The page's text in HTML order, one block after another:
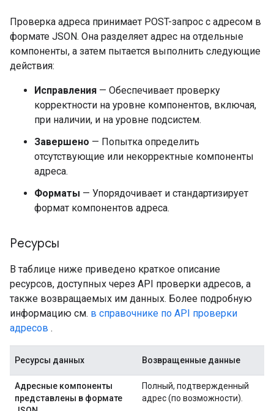
Проверка адреса принимает POST-запрос с адресом в
формате JSON. Она разделяет адрес на отдельные
компоненты, а затем пытается выполнить следующие
действия:
Исправления — Обеспечивает проверку
корректности на уровне компонентов, включая,
при наличии, и на уровне подсистем.
Завершено — Попытка определить
отсутствующие или некорректные компоненты
адреса.
Форматы — Упорядочивает и стандартизирует
формат компонентов адреса.
Ресурсы
В таблице ниже приведено краткое описание
ресурсов, доступных через API проверки адресов, а
также возвращаемых им данных. Более подробную
информацию см. в справочнике по API проверки
адресов .
Ресурсы данных Возвращенные данные
Адресные компоненты
представлены в формате
Полный, подтвержденный
адрес (по возможности).